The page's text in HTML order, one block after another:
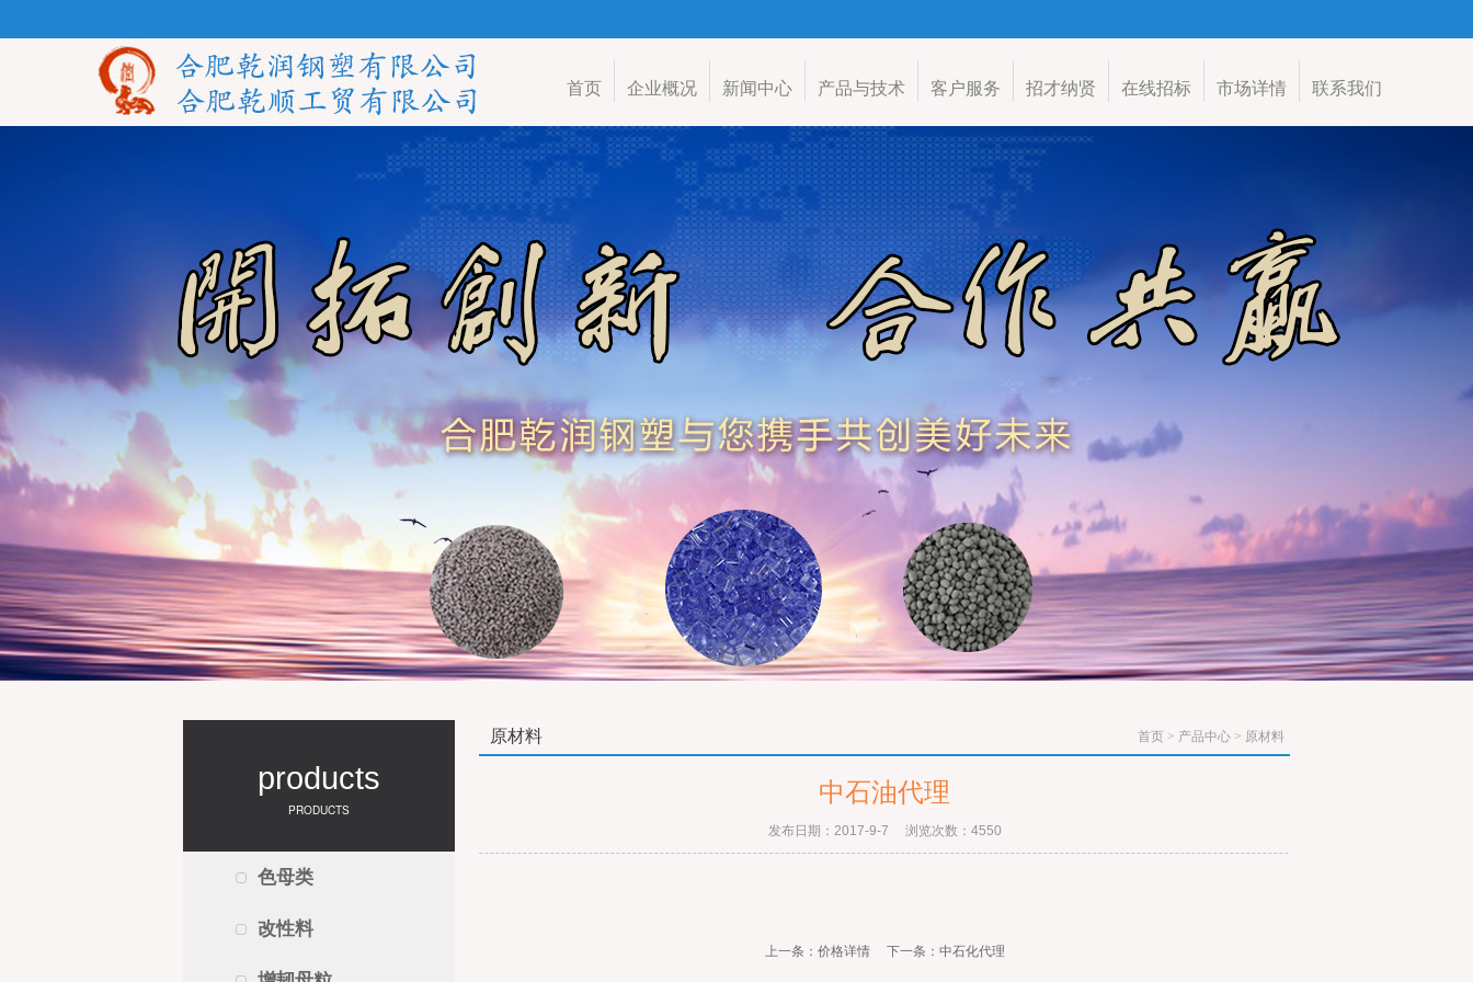
首页 企业概况 新闻中心 产品与技术 客户服务 招才纳贤 在线招标 市场详情 联系我们
products
PRODUCTS
色母类
改性料
原材料 首页 > 产品中心 > 原材料
中石油代理
发布日期：2017-9-7 浏览次数：4550
上一条： 价格详情 下一条： 中石化代理